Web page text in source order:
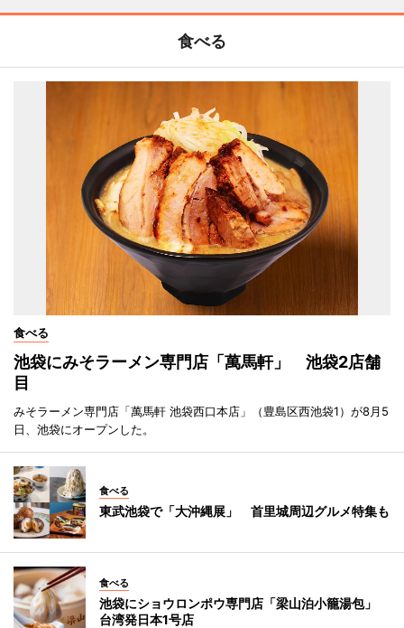
食べる
食べる
池袋にみそラーメン専門店「萬馬軒」 池袋2店舗
目
みそラーメン専門店「萬馬軒 池袋西口本店」（豊島区西池袋1）が8月5
日、池袋にオープンした。
食べる
東武池袋で「大沖縄展」 首里城周辺グルメ特集も
食べる
池袋にショウロンポウ専門店「梁山泊小籠湯包」
台湾発日本1号店